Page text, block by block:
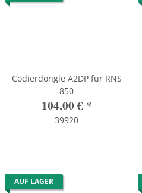
Codierdongle A2DP für RNS
850
104,00 € *
39920
AUF LAGER